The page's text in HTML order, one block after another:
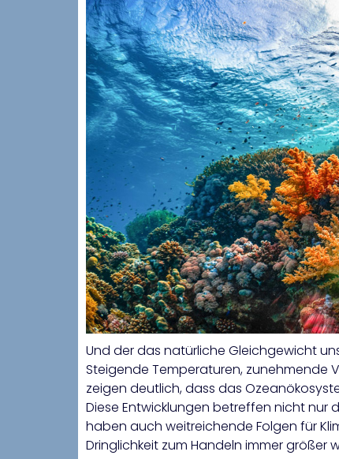
Und der das natürliche Gleichgewicht
Steigende Temperaturen, zunehmende
zeigen deutlich, dass das
Diese Entwicklungen betreffen nicht nur
haben auch weitreichende Folgen für
Dringlichkeit zum Handeln immer größer